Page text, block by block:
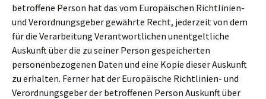
betroffene Person hat das vom Europäischen Richtlinien-
und Verordnungsgeber gewährte Recht, jederzeit von dem
für die Verarbeitung Verantwortlichen unentgeltliche
Auskunft über die zu seiner Person gespeicherten
personenbezogenen Daten und eine Kopie dieser Auskunft
zu erhalten. Ferner hat der Europäische Richtlinien- und
Verordnungsgeber der betroffenen Person Auskunft über